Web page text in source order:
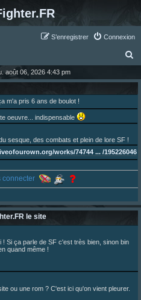
Connexion
S’enregistrer
c
h
e
août 06, 2026 4:43 pm
m'a pris 6 ans de boulot !
oeuvre... indispensable
sesque, des combats et plein de lore SF !
works/74744 ... /195226046
reposte ma dernière fic.
les gens !
de figurine !
shoutbox !
les amis !
connecter
le site
Si ça parle de SF c'est très bien, sinon bin
quand même !
ou une rom ? C'est ici qu'on vient pleurer.